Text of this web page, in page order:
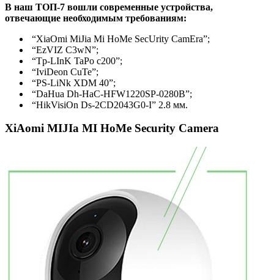
В наш ТОП-7 вошли современные устройства,
отвечающие необходимым требованиям:
“XiaOmi MiJia Mi HoMe SecUrity CamEra”;
“EzVIZ C3wN”;
“Tp-LInK TaPo c200”;
“IviDeon CuTe”;
“PS-LiNk XDM 40”;
“DaHua Dh-HaC-HFW1220SP-0280B”;
“HikVisiOn Ds-2CD2043G0-I” 2.8 мм.
XiAomi MIJIa MI HoMe Security Camera